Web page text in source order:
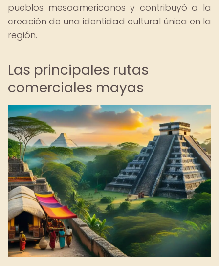
pueblos mesoamericanos y contribuyó a la
creación de una identidad cultural única en la
región.
Las principales rutas
comerciales mayas